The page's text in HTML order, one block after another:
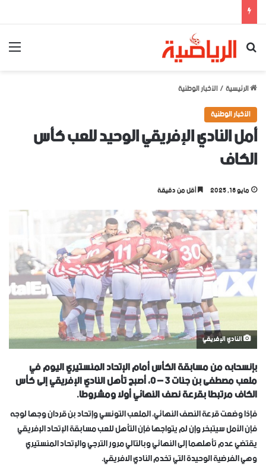
بحث عن
الرئيسية/الأخبار الوطنية
الأخبار الوطنية
أمل النادي الإفريقي الوحيد للعب كأس
الكاف
مايو 18, 2025 أقل من دقيقة
النادي الإفريقي
بإنسحابه من مسابقة الكأس أمام الإتحاد المنستيري اليوم في
ملعب مصطفى بن جنات 3 – 0، أصبح تأهل النادي الإفريقي إلى كأس
الكاف مرتبطا بقرعة نصف النهائي أولا ومشروطا.
فإذا وضعت قرعة النصف النهائي، الملعب التونسي وإتحاد بن قردان وجها لوجه
فإن الأمل سيتبخر وإن لم يتواجها فإن التأهل للعب مسابقة الإتحاد الإفريقي
يقتضي عدم تأهلهما إلى النهائي وبالتالي مرور الترجي والإتحاد المنستيري
وهي الفرضية الوحيدة التي تخدم النادي الافريقي.